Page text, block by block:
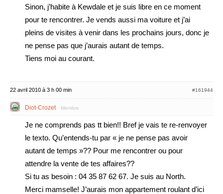
Sinon, j’habite à Kewdale et je suis libre en ce moment
pour te rencontrer. Je vends aussi ma voiture et j’ai
pleins de visites à venir dans les prochains jours, donc je
ne pense pas que j’aurais autant de temps.
Tiens moi au courant.
22 avril 2010 à 3 h 00 min #161944
Diot-Crozet Membre
Je ne comprends pas tt bien!! Bref je vais te re-renvoyer
le texto. Qu’entends-tu par « je ne pense pas avoir
autant de temps »?? Pour me rencontrer ou pour
attendre la vente de tes affaires??
Si tu as besoin : 04 35 87 62 67. Je suis au North.
Merci mamselle! J’aurais mon appartement roulant d’ici